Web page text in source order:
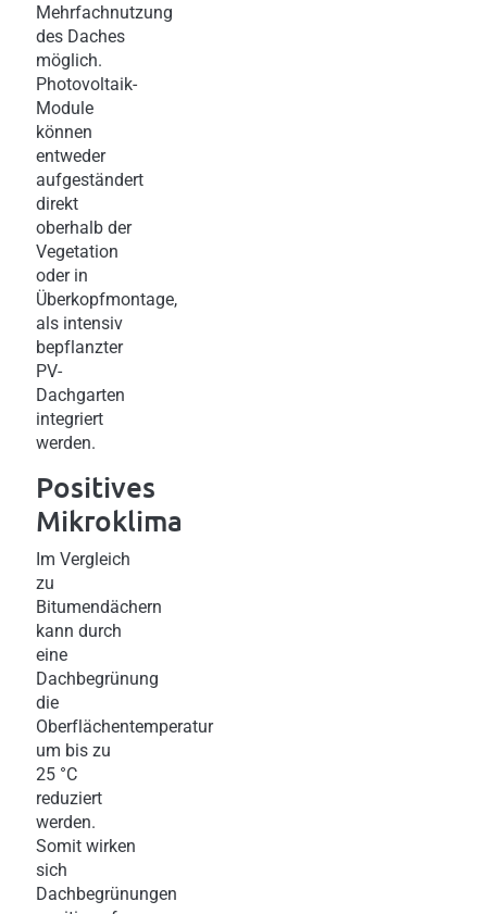
Mehrfachnutzung
des Daches
möglich.
Photovoltaik-
Module
können
entweder
aufgeständert
direkt
oberhalb der
Vegetation
oder in
Überkopfmontage,
als intensiv
bepflanzter
PV-
Dachgarten
integriert
werden.
Positives
Mikroklima
Im Vergleich
zu
Bitumendächern
kann durch
eine
Dachbegrünung
die
Oberflächentemperatur
um bis zu
25 °C
reduziert
werden.
Somit wirken
sich
Dachbegrünungen